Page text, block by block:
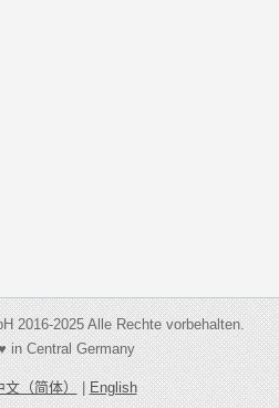
2016-2025 Alle Rechte vorbehalten.
in Central Germany
文（简体）|English